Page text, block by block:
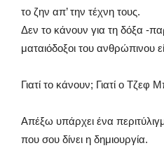
το ζην απ’ την τέχνη τους.
Δεν το κάνουν για τη δόξα -
ματαιόδοξοι του ανθρώπινου
Γιατί το κάνουν; Γιατί ο Τζεφ
Απέξω υπάρχει ένα
που σου δίνει η δημιουργία.